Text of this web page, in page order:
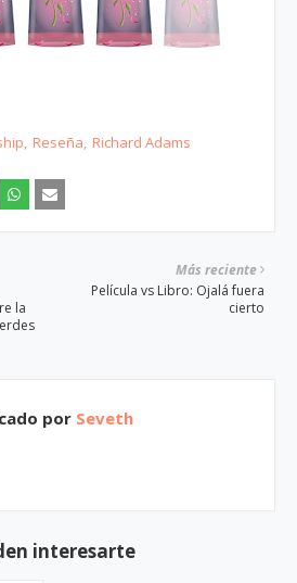
Reseña Richard Adams
Más reciente
Película vs Libro: Ojalá fuera
cierto
la
por Seveth
interesarte